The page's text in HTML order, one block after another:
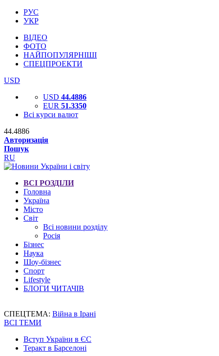
РУС
УКР
ВІДЕО
ФОТО
НАЙПОПУЛЯРНІШІ
СПЕЦПРОЕКТИ
USD
USD 44.4886
EUR 51.3350
Всі курси валют
44.4886
Авторизація
Пошук
RU
ВСІ РОЗДІЛИ
Головна
Україна
Місто
Світ
Всі новини розділу
Росія
Бізнес
Наука
Шоу-бізнес
Спорт
Lifestyle
БЛОГИ ЧИТАЧІВ
СПЕЦТЕМА: Війна в Ірані
ВСІ ТЕМИ
Вступ України в ЄС
Теракт в Барселоні